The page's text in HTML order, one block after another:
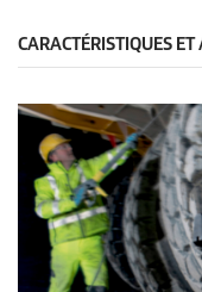
CARACTÉRISTIQUES